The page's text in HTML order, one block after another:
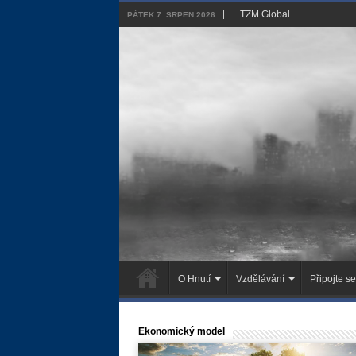
PÁTEK 7. SRPEN 2026 TZM Global
O Hnutí Vzdělávání Připojte se
Ekonomický model